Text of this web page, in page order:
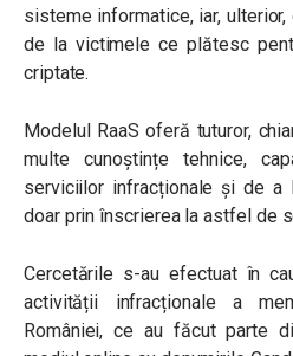
sisteme informatice, iar,
de la victimele ce plătesc
criptate.
Modelul RaaS oferă tuturor,
multe cunoștințe tehnice,
serviciilor infracționale și de a
doar prin înscrierea la astfel de
Cercetările s-au efectuat în
activității infracționale a
României, ce au făcut parte